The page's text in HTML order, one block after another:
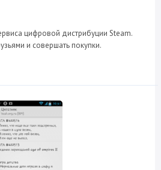
цифровой дистрибуции Steam.
и совершать покупки.